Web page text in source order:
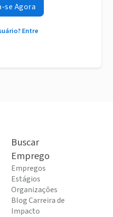
se Agora
Entre
Buscar
Emprego
Empregos
Estágios
Organizações
Blog Carreira de
Impacto